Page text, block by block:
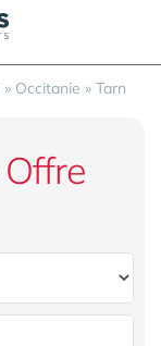
» Occitanie » Tarn
Offre